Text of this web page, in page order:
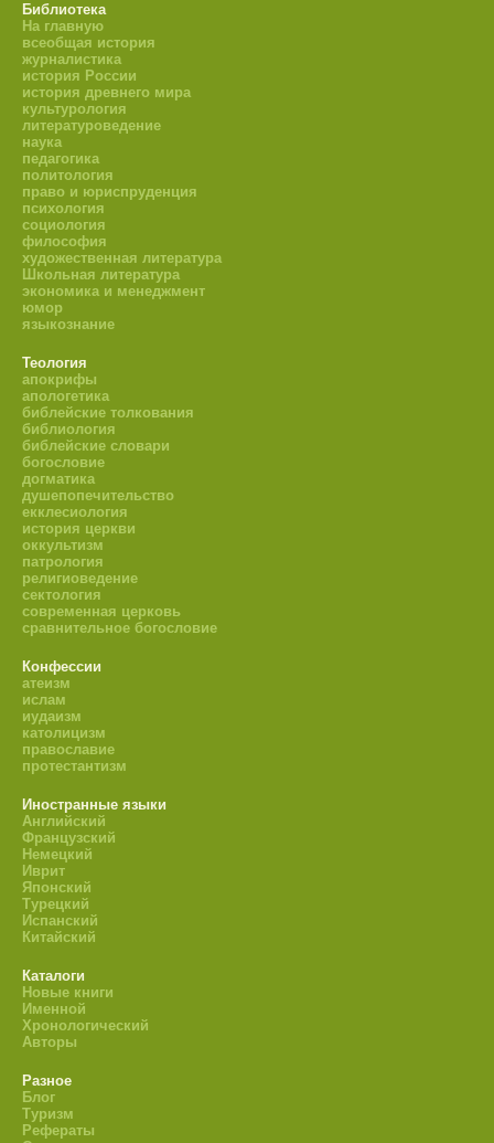
Библиотека
На главную
всеобщая история
журналистика
история России
история древнего мира
культурология
литературоведение
наука
педагогика
политология
право и юриспруденция
психология
социология
философия
художественная литература
Школьная литература
экономика и менеджмент
юмор
языкознание
Теология
апокрифы
апологетика
библейские толкования
библиология
библейские словари
богословие
догматика
душепопечительство
екклесиология
история церкви
оккультизм
патрология
религиоведение
сектология
современная церковь
сравнительное богословие
Конфессии
атеизм
ислам
иудаизм
католицизм
православие
протестантизм
Иностранные языки
Английский
Французский
Немецкий
Иврит
Японский
Турецкий
Испанский
Китайский
Каталоги
Новые книги
Именной
Хронологический
Авторы
Разное
Блог
Туризм
Рефераты